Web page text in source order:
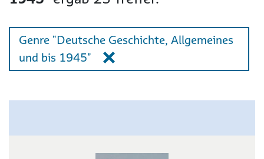
Genre "Deutsche Geschichte, Allgemeines
und bis 1945"